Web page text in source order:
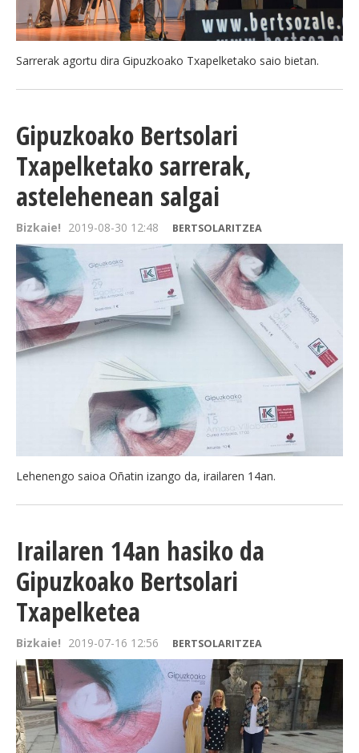
Sarrerak agortu dira Gipuzkoako Txapelketako saio bietan.
Gipuzkoako Bertsolari
Txapelketako sarrerak,
astelehenean salgai
Bizkaie! 2019-08-30 12:48 BERTSOLARITZEA
Lehenengo saioa Oñatin izango da, irailaren 14an.
Irailaren 14an hasiko da
Gipuzkoako Bertsolari
Txapelketea
Bizkaie! 2019-07-16 12:56 BERTSOLARITZEA